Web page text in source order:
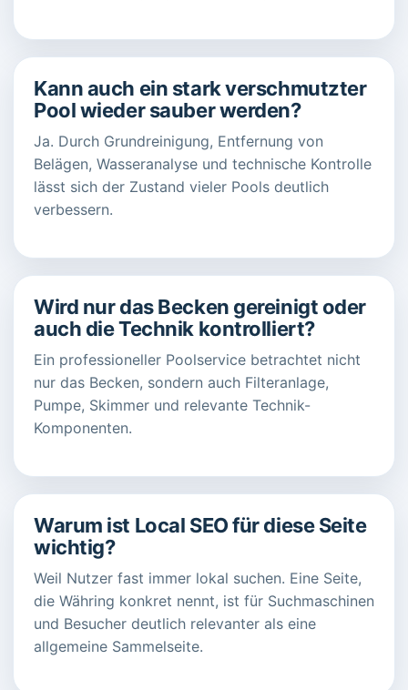
Kann auch ein stark verschmutzter
Pool wieder sauber werden?
Ja. Durch Grundreinigung, Entfernung von
Belägen, Wasseranalyse und technische Kontrolle
lässt sich der Zustand vieler Pools deutlich
verbessern.
Wird nur das Becken gereinigt oder
auch die Technik kontrolliert?
Ein professioneller Poolservice betrachtet nicht
nur das Becken, sondern auch Filteranlage,
Pumpe, Skimmer und relevante Technik-
Komponenten.
Warum ist Local SEO für diese Seite
wichtig?
Weil Nutzer fast immer lokal suchen. Eine Seite,
die Währing konkret nennt, ist für Suchmaschinen
und Besucher deutlich relevanter als eine
allgemeine Sammelseite.